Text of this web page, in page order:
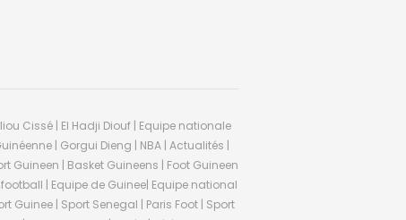
Cissé | El Hadji Diouf | Equipe nationale
| Gorgui Dieng | NBA | Actualités |
Guineen | Basket Guineens | Foot Guineen
| Equipe de Guinee| Equipe national
Guinee | Sport Senegal | Paris Foot | Sport